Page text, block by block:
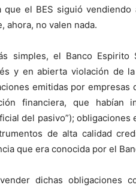
que el BES siguió
ahora, no valen nada.
simples, el Banco
y en abierta violación de
emitidas por empresas
financiera, que habían
del pasivo”);
de alta calidad
que era conocida por el
dichas obligaciones